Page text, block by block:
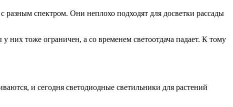
спектром. Они неплохо подходят для досветки рассады
тоже ограничен, а со временем светоотдача падает. К тому
и сегодня светодиодные светильники для растений